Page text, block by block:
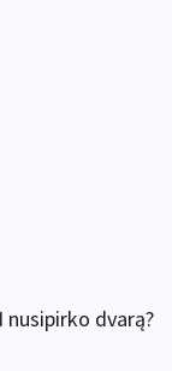
dvarą?